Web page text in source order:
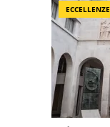
ECCELLENZE